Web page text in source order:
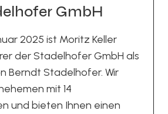
GmbH
2025 ist Moritz Keller
der Stadelhofer GmbH als
Berndt Stadelhofer. Wir
mit 14
und bieten Ihnen einen